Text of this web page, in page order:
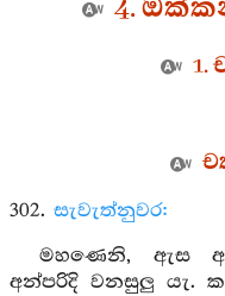
4.
1.
302. සැවැත්නුවර:
මහණෙනි, ඇස
අන්පරිදි වනසුලු යැ.